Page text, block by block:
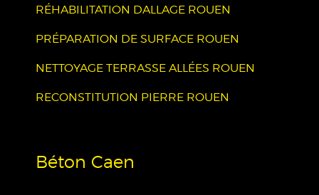
RÉHABILITATION DALLAGE ROUEN
PRÉPARATION DE SURFACE ROUEN
NETTOYAGE TERRASSE ALLÉES ROUEN
RECONSTITUTION PIERRE ROUEN
Béton Caen